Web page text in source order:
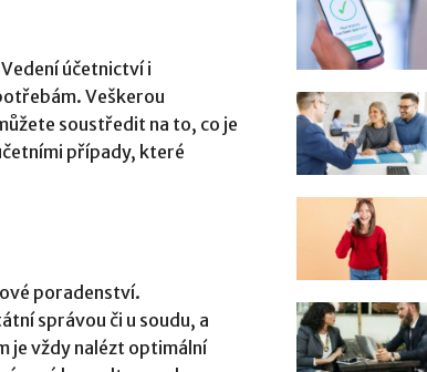
účetnictví i
Veškerou
soustředit na to, co je
případy, které
poradenství.
správou či u soudu, a
je vždy nalézt optimální